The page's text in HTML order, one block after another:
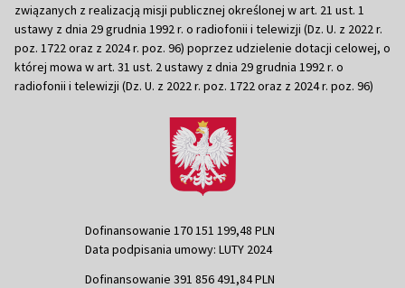
związanych z realizacją misji publicznej określonej w art. 21 ust. 1
ustawy z dnia 29 grudnia 1992 r. o radiofonii i telewizji (Dz. U. z 2022 r.
poz. 1722 oraz z 2024 r. poz. 96) poprzez udzielenie dotacji celowej, o
której mowa w art. 31 ust. 2 ustawy z dnia 29 grudnia 1992 r. o
radiofonii i telewizji (Dz. U. z 2022 r. poz. 1722 oraz z 2024 r. poz. 96)
Dofinansowanie 170 151 199,48 PLN
Data podpisania umowy: LUTY 2024
Dofinansowanie 391 856 491,84 PLN